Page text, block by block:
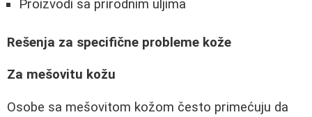
Proizvodi sa prirodnim uljima
Rešenja za specifične probleme kože
Za mešovitu kožu
Osobe sa mešovitom kožom često primećuju da